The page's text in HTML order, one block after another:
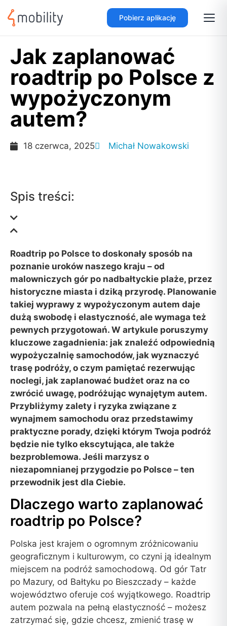
Pobierz aplikację
Jak zaplanować
roadtrip po Polsce z
wypożyczonym
autem?
18 czerwca, 2025 Michał Nowakowski
Spis treści:
Roadtrip po Polsce to doskonały sposób na
poznanie uroków naszego kraju – od
malowniczych gór po nadbałtyckie plaże, przez
historyczne miasta i dziką przyrodę. Planowanie
takiej wyprawy z wypożyczonym autem daje
dużą swobodę i elastyczność, ale wymaga też
pewnych przygotowań. W artykule poruszymy
kluczowe zagadnienia: jak znaleźć odpowiednią
wypożyczalnię samochodów, jak wyznaczyć
trasę podróży, o czym pamiętać rezerwując
noclegi, jak zaplanować budżet oraz na co
zwrócić uwagę, podróżując wynajętym autem.
Przybliżymy zalety i ryzyka związane z
wynajmem samochodu oraz przedstawimy
praktyczne porady, dzięki którym Twoja podróż
będzie nie tylko ekscytująca, ale także
bezproblemowa. Jeśli marzysz o
niezapomnianej przygodzie po Polsce – ten
przewodnik jest dla Ciebie.
Dlaczego warto zaplanować
roadtrip po Polsce?
Polska jest krajem o ogromnym zróżnicowaniu
geograficznym i kulturowym, co czyni ją idealnym
miejscem na podróż samochodową. Od gór Tatr
po Mazury, od Bałtyku po Bieszczady – każde
województwo oferuje coś wyjątkowego. Roadtrip
autem pozwala na pełną elastyczność – możesz
zatrzymać się, gdzie chcesz, zmienić trasę w